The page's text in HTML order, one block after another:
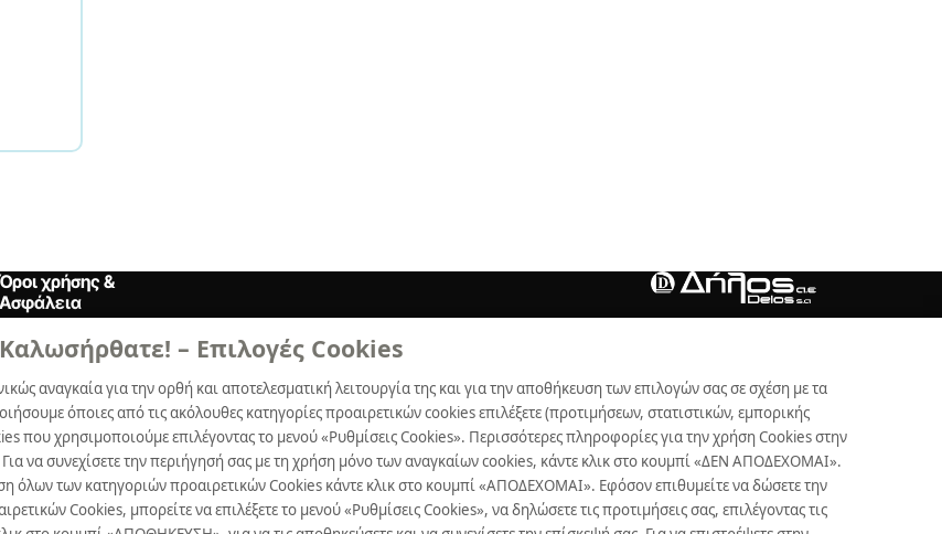
Καλωσήρθατε! – Επιλογές Cookies
αναγκαία για την ορθή και αποτελεσματική λειτουργία της και για την αποθήκευση των επιλογών σας σε σχέση με τα
όποιες από τις ακόλουθες κατηγορίες προαιρετικών cookies επιλέξετε (προτιμήσεων, στατιστικών, εμπορικής
που χρησιμοποιούμε επιλέγοντας το μενού «Ρυθμίσεις Cookies». Περισσότερες πληροφορίες για την χρήση Cookies στην
να συνεχίσετε την περιήγησή σας με τη χρήση μόνο των αναγκαίων cookies, κάντε κλικ στο κουμπί «ΔΕΝ ΑΠΟΔΕΧΟΜΑΙ».
όλων των κατηγοριών προαιρετικών Cookies κάντε κλικ στο κουμπί «ΑΠΟΔΕΧΟΜΑΙ». Εφόσον επιθυμείτε να δώσετε την
Cookies, μπορείτε να επιλέξετε το μενού «Ρυθμίσεις Cookies», να δηλώσετε τις προτιμήσεις σας, επιλέγοντας τις
χρήσης &
Ασφάλεια
Όροι Xρήσης
Aπορρήτου
Cookies
Προτιμήσεις Cookies